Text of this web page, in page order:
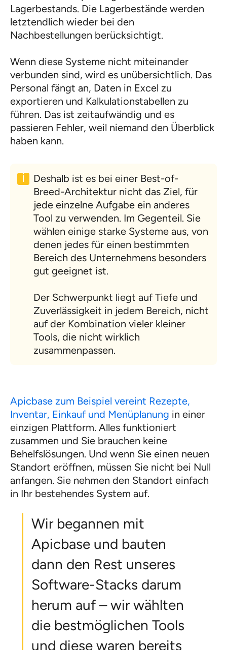
Lagerbestands. Die Lagerbestände werden
letztendlich wieder bei den
Nachbestellungen berücksichtigt.
Wenn diese Systeme nicht miteinander
verbunden sind, wird es unübersichtlich. Das
Personal fängt an, Daten in Excel zu
exportieren und Kalkulationstabellen zu
führen. Das ist zeitaufwändig und es
passieren Fehler, weil niemand den Überblick
haben kann.
Deshalb ist es bei einer Best-of-
Breed-Architektur nicht das Ziel, für
jede einzelne Aufgabe ein anderes
Tool zu verwenden. Im Gegenteil. Sie
wählen einige starke Systeme aus, von
denen jedes für einen bestimmten
Bereich des Unternehmens besonders
gut geeignet ist.
Der Schwerpunkt liegt auf Tiefe und
Zuverlässigkeit in jedem Bereich, nicht
auf der Kombination vieler kleiner
Tools, die nicht wirklich
zusammenpassen.
Apicbase zum Beispiel vereint Rezepte,
Inventar, Einkauf und Menüplanung in einer
einzigen Plattform. Alles funktioniert
zusammen und Sie brauchen keine
Behelfslösungen. Und wenn Sie einen neuen
Standort eröffnen, müssen Sie nicht bei Null
anfangen. Sie nehmen den Standort einfach
in Ihr bestehendes System auf.
Wir begannen mit
Apicbase und bauten
dann den Rest unseres
Software-Stacks darum
herum auf – wir wählten
die bestmöglichen Tools
und diese waren bereits